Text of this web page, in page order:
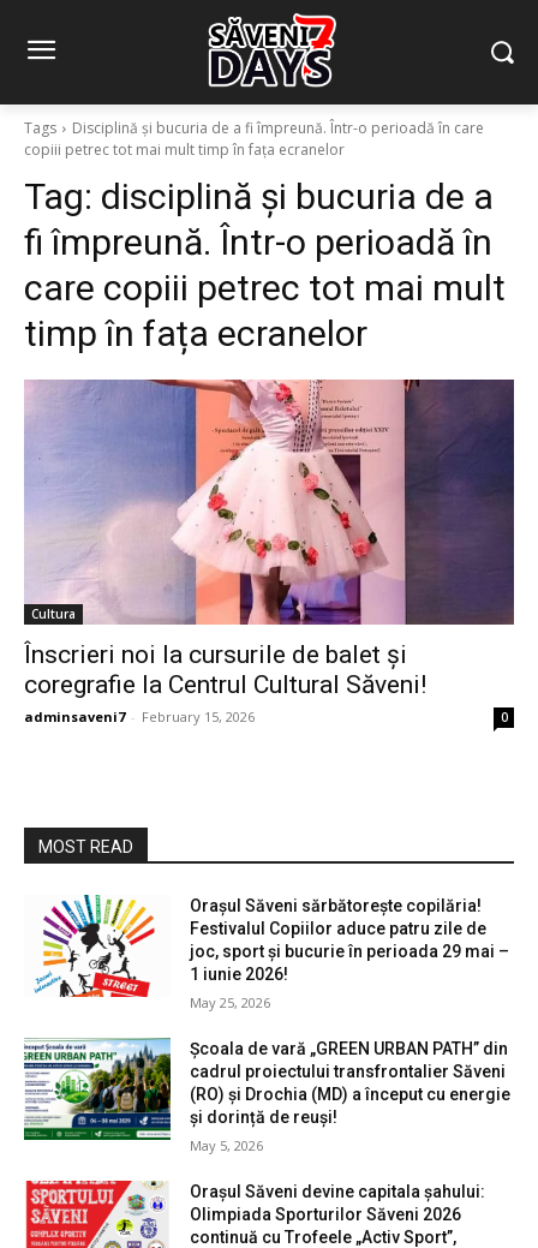
Tags
Disciplină și bucuria de a fi împreună. Într-o perioadă în care
copiii petrec tot mai mult timp în fața ecranelor
Tag: disciplină și bucuria de a
fi împreună. Într-o perioadă în
care copiii petrec tot mai mult
timp în fața ecranelor
Cultura
Înscrieri noi la cursurile de balet și
coregrafie la Centrul Cultural Săveni!
adminsaveni7 - February 15, 2026 0
MOST READ
Orașul Săveni sărbătorește copilăria!
Festivalul Copiilor aduce patru zile de
joc, sport și bucurie în perioada 29 mai –
1 iunie 2026!
May 25, 2026
Școala de vară „GREEN URBAN PATH” din
cadrul proiectului transfrontalier Săveni
(RO) și Drochia (MD) a început cu energie
și dorință de reuși!
May 5, 2026
Orașul Săveni devine capitala șahului:
Olimpiada Sporturilor Săveni 2026
continuă cu Trofeele „Activ Sport”,